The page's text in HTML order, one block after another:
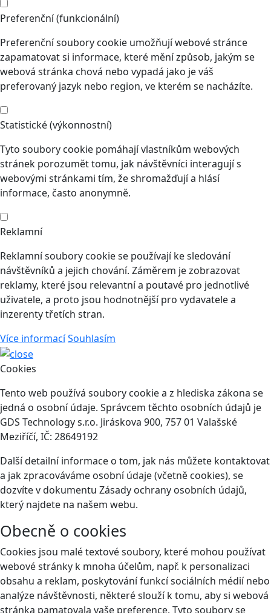
Preferenční (funkcionální)
Preferenční soubory cookie umožňují webové stránce
zapamatovat si informace, které mění způsob, jakým se
webová stránka chová nebo vypadá jako je váš
preferovaný jazyk nebo region, ve kterém se nacházíte.
Statistické (výkonnostní)
Tyto soubory cookie pomáhají vlastníkům webových
stránek porozumět tomu, jak návštěvníci interagují s
webovými stránkami tím, že shromažďují a hlásí
informace, často anonymně.
Reklamní
Reklamní soubory cookie se používají ke sledování
návštěvníků a jejich chování. Záměrem je zobrazovat
reklamy, které jsou relevantní a poutavé pro jednotlivé
uživatele, a proto jsou hodnotnější pro vydavatele a
inzerenty třetích stran.
Více informacíSouhlasím
Cookies
Tento web používá soubory cookie a z hlediska zákona se
jedná o osobní údaje. Správcem těchto osobních údajů je
GDS Technology s.r.o. Jiráskova 900, 757 01 Valašské
Meziříčí, IČ: 28649192
Další detailní informace o tom, jak nás můžete kontaktovat
a jak zpracováváme osobní údaje (včetně cookies), se
dozvíte v dokumentu Zásady ochrany osobních údajů,
který najdete na našem webu.
Obecně o cookies
Cookies jsou malé textové soubory, které mohou používat
webové stránky k mnoha účelům, např. k personalizaci
obsahu a reklam, poskytování funkcí sociálních médií nebo
analýze návštěvnosti, některé slouží k tomu, aby si webová
stránka pamatovala vaše preference. Tyto soubory se